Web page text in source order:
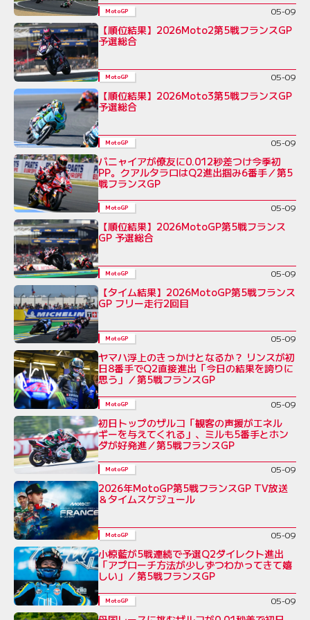
MotoGP 05-09
【順位結果】2026Moto2第5戦フランスGP
予選総合
MotoGP 05-09
【順位結果】2026Moto3第5戦フランスGP
予選総合
MotoGP 05-09
バニャイアが僚友に0.012秒差つけ今季初
PP。クアルタラロはQ2進出掴み6番手／第5
戦フランスGP
MotoGP 05-09
【順位結果】2026MotoGP第5戦フランス
GP 予選総合
MotoGP 05-09
【タイム結果】2026MotoGP第5戦フランス
GP フリー走行2回目
MotoGP 05-09
ヤマハ浮上のきっかけとなるか？ リンスが初
日8番手でQ2直接進出「今日の結果を誇りに
思う」／第5戦フランスGP
MotoGP 05-09
初日トップのザルコ「観客の声援がエネル
ギーを与えてくれる」、ミルも5番手とホン
ダが好発進／第5戦フランスGP
MotoGP 05-09
2026年MotoGP第5戦フランスGP TV放送
＆タイムスケジュール
MotoGP 05-09
小椋藍が5戦連続で予選Q2ダイレクト進出
「アプローチ方法が少しずつわかってきて嬉
しい」／第5戦フランスGP
MotoGP 05-09